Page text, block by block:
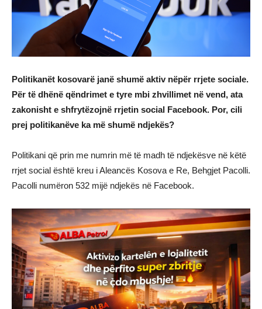
Politikanët kosovarë janë shumë aktiv nëpër rrjete sociale.
Për të dhënë qëndrimet e tyre mbi zhvillimet në vend, ata
zakonisht e shfrytëzojnë rrjetin social Facebook. Por, cili
prej politikanëve ka më shumë ndjekës?
Politikani që prin me numrin më të madh të ndjekësve në këtë
rrjet social është kreu i Aleancës Kosova e Re, Behgjet Pacolli.
Pacolli numëron 532 mijë ndjekës në Facebook.